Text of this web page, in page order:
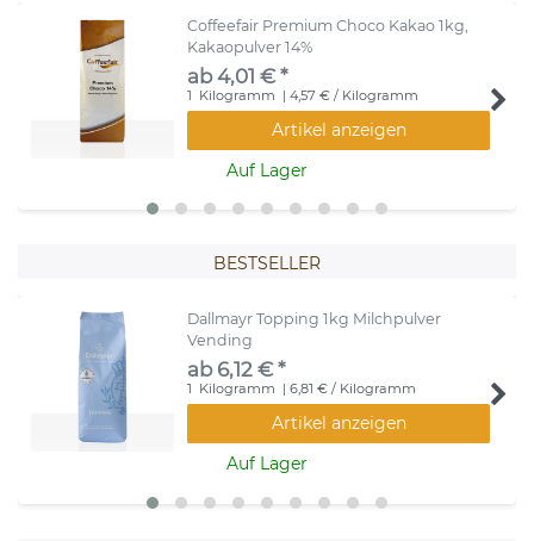
Coffeefair Premium Choco Kakao 1kg,
Kakaopulver 14%
ab 4,01 € *
1 Kilogramm | 4,57 € / Kilogramm
Artikel anzeigen
Auf Lager
BESTSELLER
Dallmayr Topping 1kg Milchpulver
Vending
ab 6,12 € *
1 Kilogramm | 6,81 € / Kilogramm
Artikel anzeigen
Auf Lager